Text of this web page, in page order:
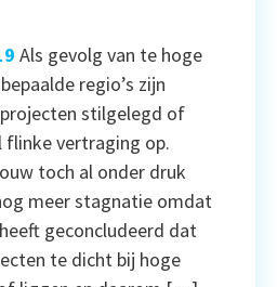
Als gevolg van te hoge
regio’s zijn
stilgelegd of
flinke vertraging op.
toch al onder druk
meer stagnatie omdat
geconcludeerd dat
te dicht bij hoge